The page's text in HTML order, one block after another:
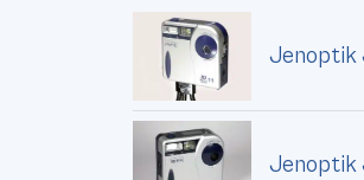
Jenoptik
Jenoptik